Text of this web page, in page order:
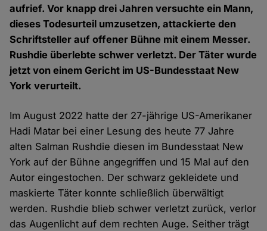
aufrief. Vor knapp drei Jahren versuchte ein Mann,
dieses Todesurteil umzusetzen, attackierte den
Schriftsteller auf offener Bühne mit einem Messer.
Rushdie überlebte schwer verletzt. Der Täter wurde
jetzt von einem Gericht im US-Bundesstaat New
York verurteilt.
Im August 2022 hatte der 27-jährige US-Amerikaner
Hadi Matar bei einer Lesung des heute 77 Jahre
alten Salman Rushdie diesen im Bundesstaat New
York auf der Bühne angegriffen und 15 Mal auf den
Autor eingestochen. Der schwarz gekleidete und
maskierte Täter konnte schließlich überwältigt
werden. Rushdie blieb schwer verletzt zurück, verlor
das Augenlicht auf dem rechten Auge. Seither trägt